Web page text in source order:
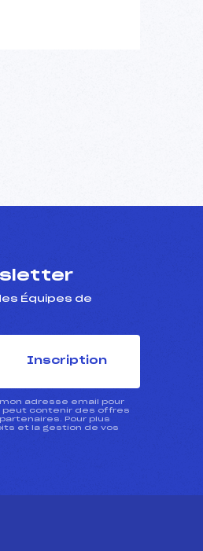
Équipes de
Inscription
mon adresse email pour
peut contenir des offres
Pour plus
et la gestion de vos